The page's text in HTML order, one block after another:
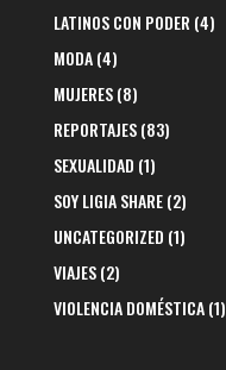
LATINOS CON PODER (4)
MODA(4)
MUJERES(8)
REPORTAJES(83)
SEXUALIDAD (1)
SOY LIGIA SHARE(2)
UNCATEGORIZED (1)
VIAJES(2)
VIOLENCIA DOMÉSTICA(1)